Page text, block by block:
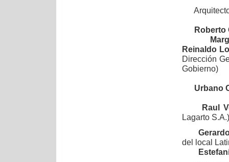
Roberto
Reinaldo
Dirección
Gobierno)
Urbano
Raul
Lagarto S.A.)
del local